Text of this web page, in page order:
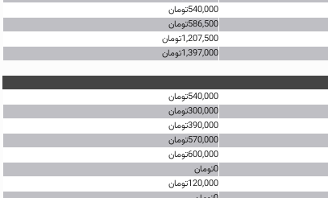
540,000تومان
586,500تومان
1,207,500تومان
1,397,000تومان
540,000تومان
300,000تومان
390,000تومان
570,000تومان
600,000تومان
0تومان
120,000تومان